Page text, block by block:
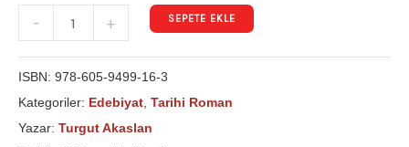
- + SEPETE EKLE
ISBN: 978-605-9499-16-3
Kategoriler: Edebiyat Tarihi Roman
Yazar: Turgut Akaslan